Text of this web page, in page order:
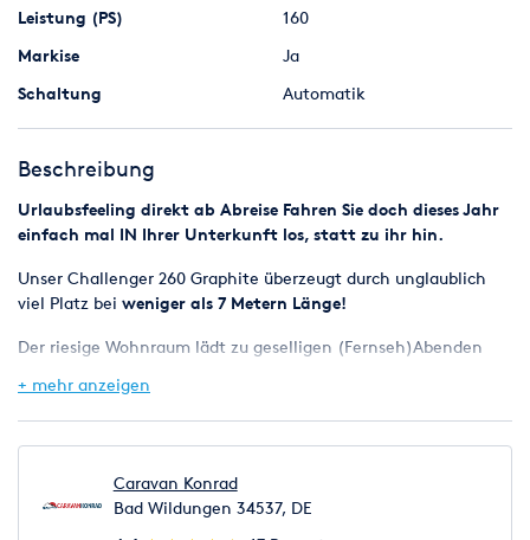
Leistung (PS)
160
Markise
Ja
Schaltung
Automatik
Beschreibung
Urlaubsfeeling direkt ab Abreise Fahren Sie doch dieses Jahr
einfach mal IN Ihrer Unterkunft los, statt zu ihr hin.
Unser Challenger 260 Graphite überzeugt durch unglaublich
viel Platz bei weniger als 7 Metern Länge!
Der riesige Wohnraum lädt zu geselligen (Fernseh)Abenden
Küchenzeilemit großer Kühl-Gefrierkombi.
Duschkabine natürlich genügend Platz für Waschbecken und
Toilette.
+ mehr anzeigen
Caravan Konrad
Bad Wildungen 34537, DE